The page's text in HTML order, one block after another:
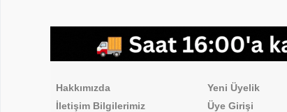
Hakkımızda
Hakkımızda Yeni Üyelik
İletişim Bilgilerimiz
Üye Girişi